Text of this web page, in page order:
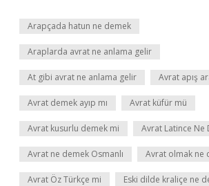
Arapçada hatun ne demek
Araplarda avrat ne anlama gelir
At gibi avrat ne anlama gelir Avrat apış
Avrat demek ayıp mı Avrat küfür mü
Avrat kusurlu demek mi Avrat Latince Ne
Avrat ne demek Osmanlı Avrat olmak ne
Avrat Öz Türkçe mi Eski dilde kraliçe ne